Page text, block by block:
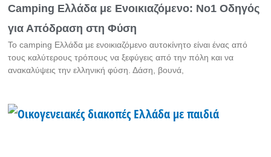
Camping Ελλάδα με Ενοικιαζόμενο: Νο1 Οδηγός
για Απόδραση στη Φύση
Το camping Ελλάδα με ενοικιαζόμενο αυτοκίνητο είναι ένας από
τους καλύτερους τρόπους να ξεφύγεις από την πόλη και να
ανακαλύψεις την ελληνική φύση. Δάση, βουνά,